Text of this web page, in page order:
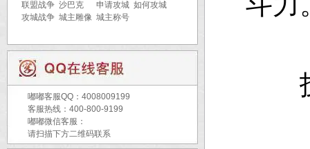
联盟战争 沙巴克 申请攻城 如何攻城
攻城战争 城主雕像 城主称号
嘟嘟客服QQ： 4008009199
客服热线：400-800-9199
嘟嘟微信客服：
请扫描下方二维码联系
技